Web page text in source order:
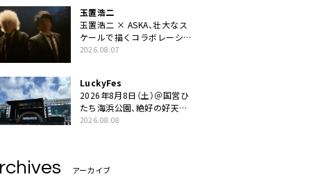
玉置浩二
玉置浩二 × ASKA、壮大なス
ケールで描くコラボレーショ
ン曲「音銀河」リリース決定。
2026.08.07
LuckyFes
2026年8月8日（土）＠国営ひ
たち海浜公園、絶好の好天の
中＜LuckyFes’26＞開幕
2026.08.08
アーカイブ